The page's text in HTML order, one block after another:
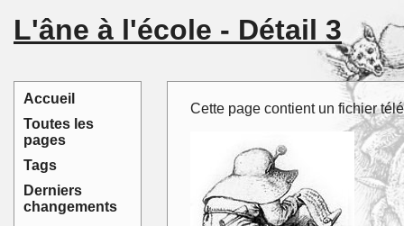
Accueil
Toutes les
pages
Tags
Derniers
changements
L'âne à l'école - Détail 3
Cette page contient un fichier